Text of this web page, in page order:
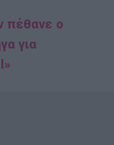
πέθανε ο
για